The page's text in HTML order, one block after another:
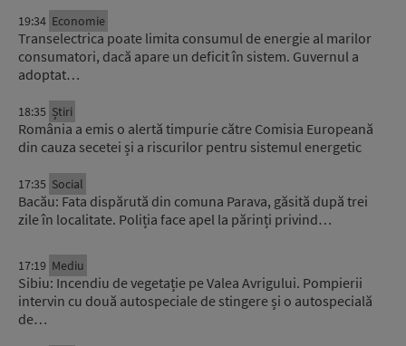
19:34 Economie
Transelectrica poate limita consumul de energie al marilor
consumatori, dacă apare un deficit în sistem. Guvernul a
adoptat…
18:35 Știri
România a emis o alertă timpurie către Comisia Europeană
din cauza secetei și a riscurilor pentru sistemul energetic
17:35 Social
Bacău: Fata dispărută din comuna Parava, găsită după trei
zile în localitate. Poliția face apel la părinți privind…
17:19 Mediu
Sibiu: Incendiu de vegetație pe Valea Avrigului. Pompierii
intervin cu două autospeciale de stingere și o autospecială
de…